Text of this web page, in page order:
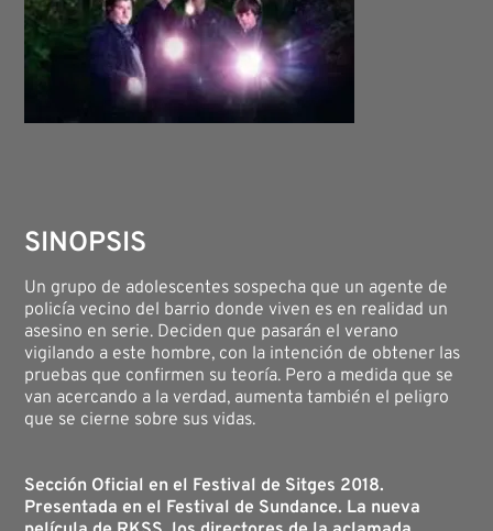
SINOPSIS
Un grupo de adolescentes sospecha que un agente de
policía vecino del barrio donde viven es en realidad un
asesino en serie. Deciden que pasarán el verano
vigilando a este hombre, con la intención de obtener las
pruebas que confirmen su teoría. Pero a medida que se
van acercando a la verdad, aumenta también el peligro
que se cierne sobre sus vidas.
Sección Oficial en el Festival de Sitges 2018.
Presentada en el Festival de Sundance. La nueva